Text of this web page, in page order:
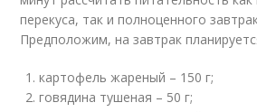
перекуса, так и полноценного
Предположим, на завтрак
картофель жареный – 150 г;
говядина тушеная – 50 г;